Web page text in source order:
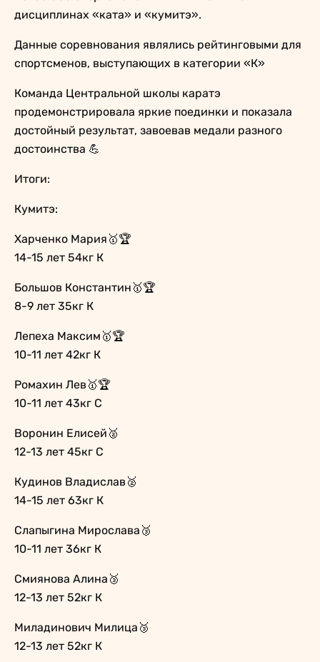
дисциплинах «ката» и «кумитэ».
Данные соревнования являлись рейтинговыми для
спортсменов, выступающих в категории «К»
Команда Центральной школы каратэ
продемонстрировала яркие поединки и показала
достойный результат, завоевав медали разного
достоинства 💪
Итоги:
Кумитэ:
Харченко Мария🥇🏆
14-15 лет 54кг К
Большов Константин🥇🏆
8-9 лет 35кг К
Лепеха Максим🥇🏆
10-11 лет 42кг К
Ромахин Лев🥇🏆
10-11 лет 43кг С
Воронин Елисей🥈
12-13 лет 45кг С
Кудинов Владислав🥈
14-15 лет 63кг К
Слапыгина Мирослава🥉
10-11 лет 36кг К
Смиянова Алина🥉
12-13 лет 52кг К
Миладинович Милица🥉
12-13 лет 52кг К